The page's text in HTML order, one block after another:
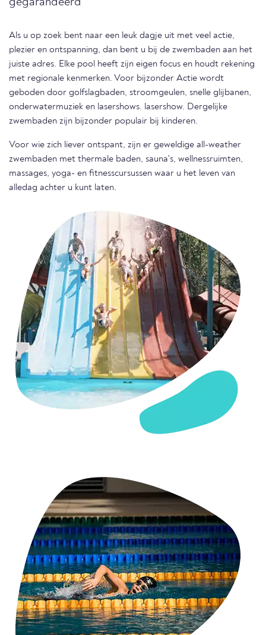
gegarandeerd
Als u op zoek bent naar een leuk dagje uit met veel actie,
plezier en ontspanning, dan bent u bij de zwembaden aan het
juiste adres. Elke pool heeft zijn eigen focus en houdt rekening
met regionale kenmerken. Voor bijzonder Actie wordt
geboden door golfslagbaden, stroomgeulen, snelle glijbanen,
onderwatermuziek en lasershows. lasershow. Dergelijke
zwembaden zijn bijzonder populair bij kinderen.
Voor wie zich liever ontspant, zijn er geweldige all-weather
zwembaden met thermale baden, sauna's, wellnessruimten,
massages, yoga- en fitnesscursussen waar u het leven van
alledag achter u kunt laten.